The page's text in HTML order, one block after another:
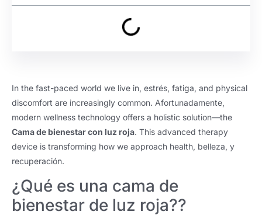
In the fast-paced world we live in, estrés, fatiga, and physical
discomfort are increasingly common. Afortunadamente,
modern wellness technology offers a holistic solution—the
Cama de bienestar con luz roja. This advanced therapy
device is transforming how we approach health, belleza, y
recuperación.
¿Qué es una cama de
bienestar de luz roja??